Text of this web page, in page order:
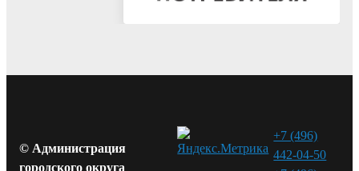
© Администрация
городского округа
+7 (496)
442-04-50